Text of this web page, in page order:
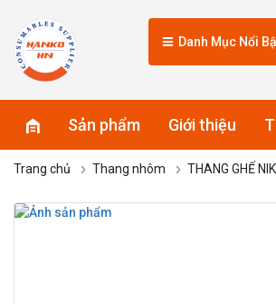
Danh Mục Nổi
Sản phẩm Giới thiệu
Trang chủ Thang nhôm THANG GHẾ